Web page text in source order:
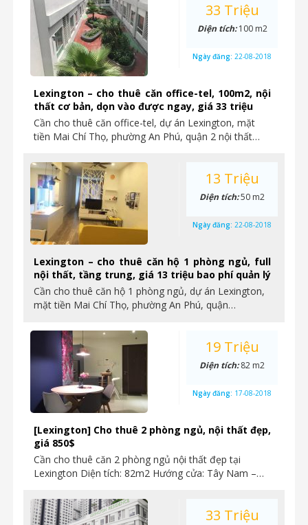
Lexington – cho thuê căn office-tel, 100m2, nội
thất cơ bản, dọn vào được ngay, giá 33 triệu
Cần cho thuê căn office-tel, dự án Lexington, mặt
tiền Mai Chí Thọ, phường An Phú, quận 2 nội thất…
33 Triệu
Diện tích:100 m2
Ngày đăng: 22-08-2018
Lexington – cho thuê căn hộ 1 phòng ngủ, full
nội thất, tầng trung, giá 13 triệu bao phí quản lý
Cần cho thuê căn hộ 1 phòng ngủ, dự án Lexington,
mặt tiền Mai Chí Thọ, phường An Phú, quận…
13 Triệu
Diện tích:50 m2
Ngày đăng: 22-08-2018
[Lexington] Cho thuê 2 phòng ngủ, nội thất đẹp,
giá 850$
Cần cho thuê căn 2 phòng ngủ nội thất đẹp tại
Lexington Diện tích: 82m2 Hướng cửa: Tây Nam –…
19 Triệu
Diện tích:82 m2
Ngày đăng: 17-08-2018
33 Triệu